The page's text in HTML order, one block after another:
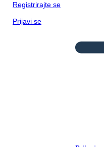
Registrirajte se
Prijavi se
אמריקאי